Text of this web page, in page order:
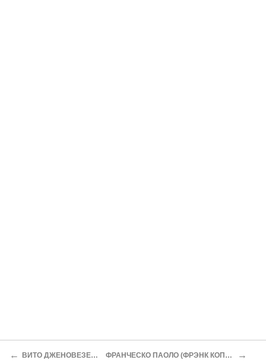
← ВИТО ДЖЕНОВЕЗЕ — ТЕЛОХРАНИТЕЛЬ «СЧАСТЛИВЧИКА» ФРАНЧЕСКО ПАОЛО (ФРЭНК КОППОЛА) — ХАРАКТЕРНАЯ ФИГУРА ПОСЛЕВОЕННЫХ ГАНГСТЕРОВ →